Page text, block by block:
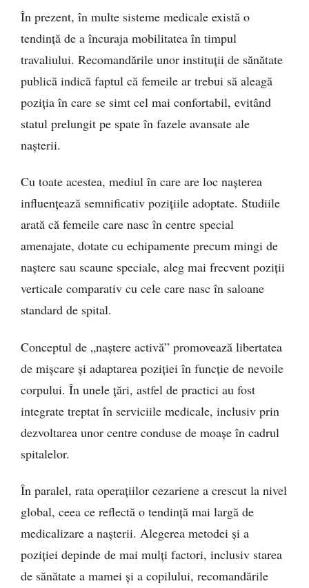
În prezent, în multe sisteme medicale există o
tendință de a încuraja mobilitatea în timpul
travaliului. Recomandările unor instituții de sănătate
publică indică faptul că femeile ar trebui să aleagă
poziția în care se simt cel mai confortabil, evitând
statul prelungit pe spate în fazele avansate ale
nașterii.
Cu toate acestea, mediul în care are loc nașterea
influențează semnificativ pozițiile adoptate. Studiile
arată că femeile care nasc în centre special
amenajate, dotate cu echipamente precum mingi de
naștere sau scaune speciale, aleg mai frecvent poziții
verticale comparativ cu cele care nasc în saloane
standard de spital.
Conceptul de „naștere activă” promovează libertatea
de mișcare și adaptarea poziției în funcție de nevoile
corpului. În unele țări, astfel de practici au fost
integrate treptat în serviciile medicale, inclusiv prin
dezvoltarea unor centre conduse de moașe în cadrul
spitalelor.
În paralel, rata operațiilor cezariene a crescut la nivel
global, ceea ce reflectă o tendință mai largă de
medicalizare a nașterii. Alegerea metodei și a
poziției depinde de mai mulți factori, inclusiv starea
de sănătate a mamei și a copilului, recomandările